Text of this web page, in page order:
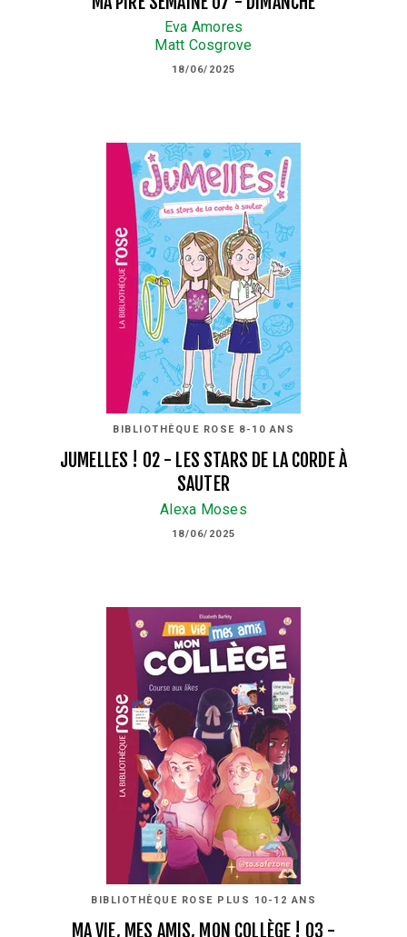
Eva Amores
Matt Cosgrove
18/06/2025
BIBLIOTHÈQUE ROSE 8-10 ANS
JUMELLES ! 02 - LES STARS DE LA CORDE À
SAUTER
Alexa Moses
18/06/2025
BIBLIOTHÈQUE ROSE PLUS 10-12 ANS
MA VIE, MES AMIS, MON COLLÈGE ! 03 -